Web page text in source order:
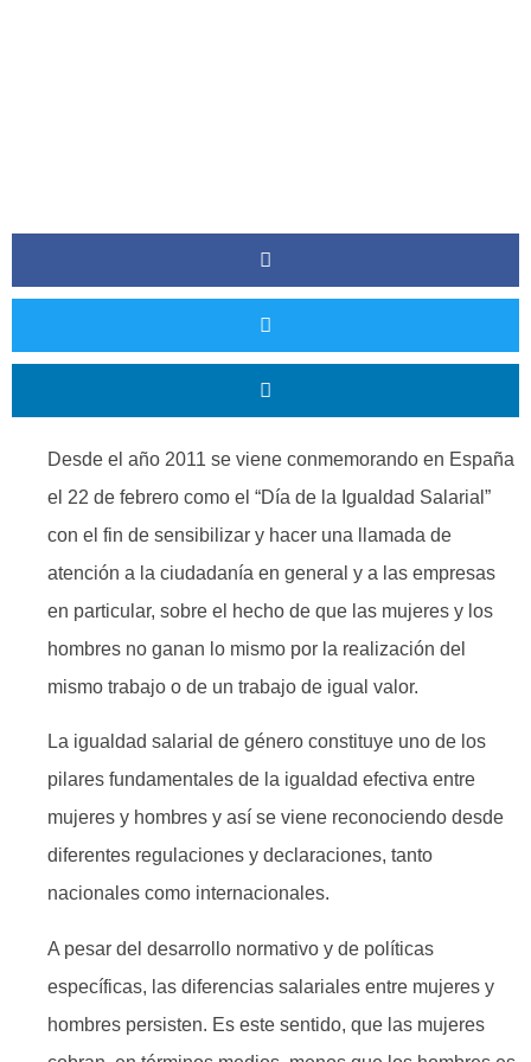
Desde el año 2011 se viene conmemorando en España
el 22 de febrero como el “Día de la Igualdad Salarial”
con el fin de sensibilizar y hacer una llamada de
atención a la ciudadanía en general y a las empresas
en particular, sobre el hecho de que las mujeres y los
hombres no ganan lo mismo por la realización del
mismo trabajo o de un trabajo de igual valor.
La igualdad salarial de género constituye uno de los
pilares fundamentales de la igualdad efectiva entre
mujeres y hombres y así se viene reconociendo desde
diferentes regulaciones y declaraciones, tanto
nacionales como internacionales.
A pesar del desarrollo normativo y de políticas
específicas, las diferencias salariales entre mujeres y
hombres persisten. Es este sentido, que las mujeres